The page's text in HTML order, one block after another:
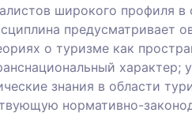
широкого профиля
предусматривает
о туризме как
характер;
знания в области
нормативно-